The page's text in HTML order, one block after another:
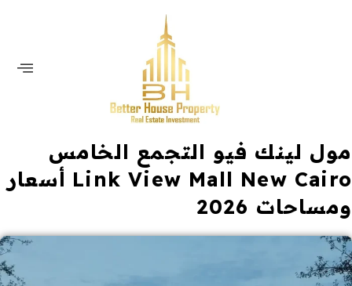
مول لينك فيو التجمع الخامس
Link View Mall New Cairo أسعار
ومساحات 2026